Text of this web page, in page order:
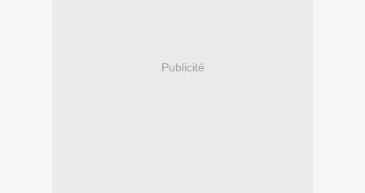
Publicité